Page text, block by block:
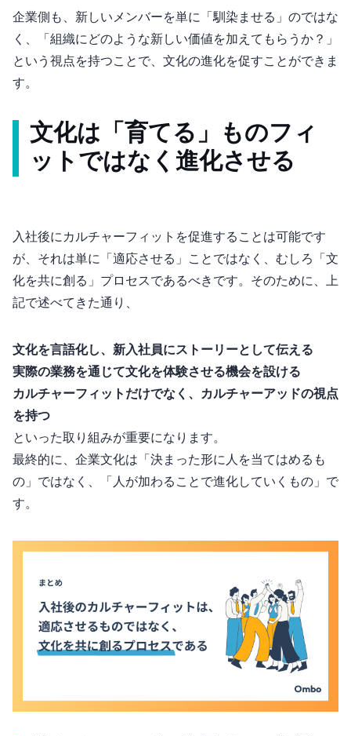
企業側も、新しいメンバーを単に「馴染ませる」のではな
く、「組織にどのような新しい価値を加えてもらうか？」
という視点を持つことで、文化の進化を促すことができま
す。
文化は「育てる」もの – フィ
ットではなく進化させる
入社後にカルチャーフィットを促進することは可能です
が、それは単に「適応させる」ことではなく、むしろ「文
化を共に創る」プロセスであるべきです。そのために、上
記で述べてきた通り、
文化を言語化し、新入社員にストーリーとして伝える
実際の業務を通じて文化を“体験”させる機会を設ける
カルチャーフィットだけでなく、カルチャーアッドの視点
を持つ
といった取り組みが重要になります。
最終的に、企業文化は「決まった形に人を当てはめるも
の」ではなく、「人が加わることで進化していくもの」で
す。